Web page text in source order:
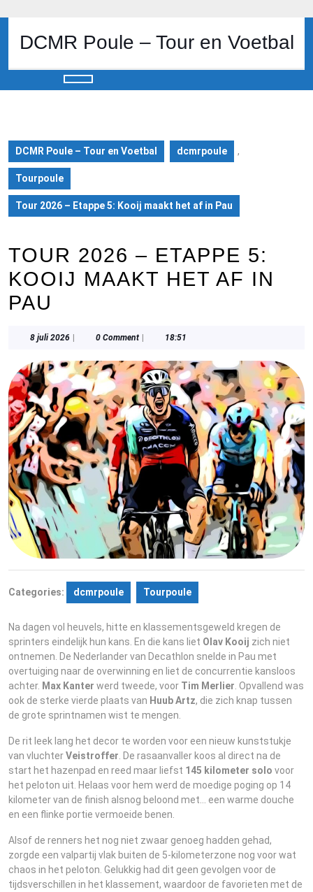
to
contentDCMR Poule – Tour en Voetbal
Button
DCMR Poule – Tour en Voetbal dcmrpoule ,
Tourpoule
Tour 2026 – Etappe 5: Kooij maakt het af in Pau
TOUR 2026 – ETAPPE 5:
KOOIJ MAAKT HET AF IN
PAU
8 juli 20268
2026
0 Comment 18:51
Categories: dcmrpoule Tourpoule
Na dagen vol heuvels, hitte en klassementsgeweld kregen de
sprinters eindelijk hun kans. En die kans liet Olav Kooij zich niet
ontnemen. De Nederlander van Decathlon snelde in Pau met
overtuiging naar de overwinning en liet de concurrentie kansloos
achter. Max Kanter werd tweede, voor Tim Merlier . Opvallend was
ook de sterke vierde plaats van Huub Artz, die zich knap tussen
de grote sprintnamen wist te mengen.
De rit leek lang het decor te worden voor een nieuw kunststukje
van vluchterVeistroffer . De rasaanvaller koos al direct na de
start het hazenpad en reed maar liefst 145 kilometer solo voor
het peloton uit. Helaas voor hem werd de moedige poging op 14
kilometer van de finish alsnog beloond met… een warme douche
en een flinke portie vermoeide benen.
Alsof de renners het nog niet zwaar genoeg hadden gehad,
zorgde een valpartij vlak buiten de 5-kilometerzone nog voor wat
chaos in het peloton. Gelukkig had dit geen gevolgen voor de
tijdsverschillen in het klassement, waardoor de favorieten met de